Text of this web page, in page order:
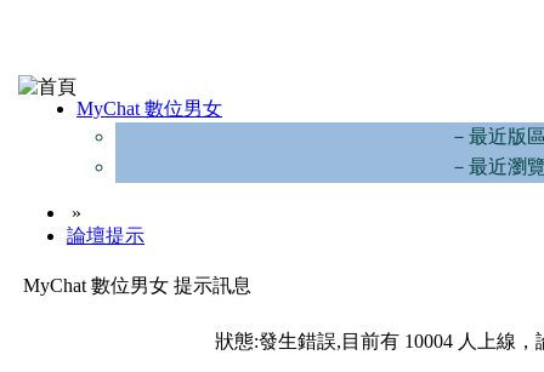
MyChat 數位男女
－最近版
－最近瀏
»
論壇提示
MyChat 數位男女 提示訊息
狀態:發生錯誤,目前有 10004 人上線